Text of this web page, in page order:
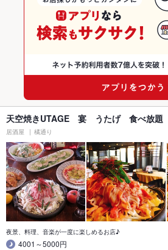
天空焼きUTAGE 宴 うたげ 食べ放題
居酒屋 橘通り
夜景、料理、音楽が一度に楽しめるお店♪
4001～5000円